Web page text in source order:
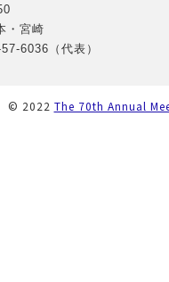
・宮崎
6036（代表）
© 2022 The 70th Annual